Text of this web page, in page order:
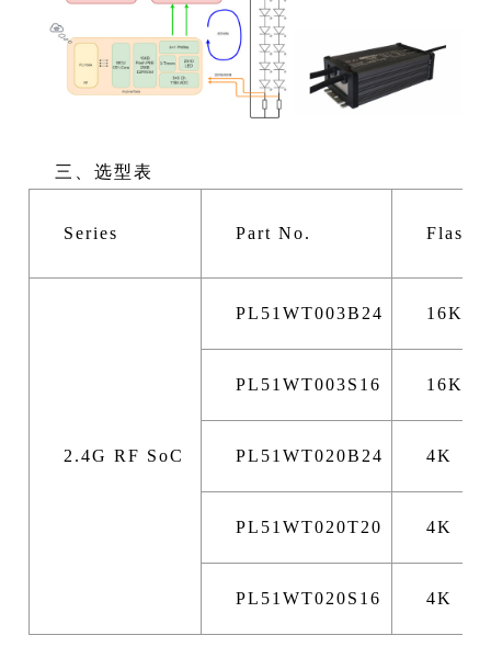
三、选型表
Series Part No. Flash
2.4G RF SoC
PL51WT003B24 16K
PL51WT003S16 16K
PL51WT020B24 4K
PL51WT020T20 4K
PL51WT020S16 4K